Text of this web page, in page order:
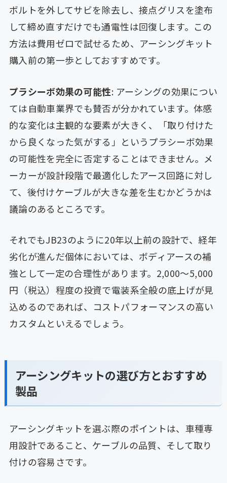
ボルトを外してサビを除去し、接点グリスを塗布
して締め直すだけでも通電性は回復します。この
方法は費用ゼロで試せるため、アーシングキット
購入前の第一歩としておすすめです。
プラシーボ効果の可能性: アーシングの効果につい
ては自動車業界でも賛否が分かれています。体感
的な変化は主観的な要素が大きく、「取り付けた
から良くなった気がする」というプラシーボ効果
の可能性を完全に否定することはできません。メ
ーカーが設計段階で最適化したアース回路に対し
て、後付けケーブルが大きな差を生むかどうかは
議論のあるところです。
それでもJB23のように20年以上前の設計で、経年
劣化が進んだ個体においては、ボディアースの補
強として一定の合理性があります。2,000〜5,000
円（税込）程度の投資で電装系全般の底上げが見
込めるのであれば、コストパフォーマンスの高い
カスタムといえるでしょう。
アーシングキットの選び方とおすすめ
製品
アーシングキットを選ぶ際のポイントは、車種専
用設計であること、ケーブルの品質、そして取り
付けの容易さです。